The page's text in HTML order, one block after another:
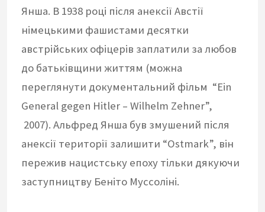
Янша. В 1938 році після анексії Австії
німецькими фашистами десятки
австрійських офіцерів заплатили за любов
до батьківщини життям (можна
переглянути документальний фільм “Ein
General gegen Hitler – Wilhelm Zehner”,
2007). Альфред Янша був змушений після
анексії території залишити “Ostmark”, він
пережив нацистську епоху тільки дякуючи
заступництву Беніто Муссоліні.